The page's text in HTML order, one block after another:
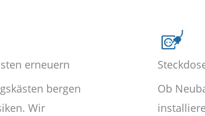
erneuern
bergen
Wir
Ob